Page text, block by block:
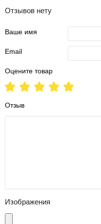
Отзывов нету
Ваше имя
Email
Оцените товар
Отзыв
Изображения